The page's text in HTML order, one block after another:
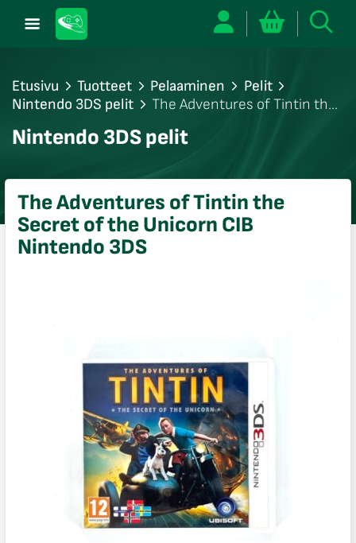
Etusivu Tuotteet Pelaaminen
Pelit
Nintendo 3DS pelit
The Adventures of Tintin the
Nintendo 3DS pelit
The Adventures of Tintin the
Secret of the Unicorn CIB
Nintendo 3DS
sulje
sulje